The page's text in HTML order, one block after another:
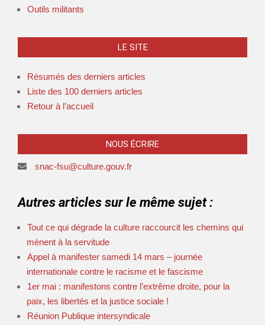
Outils militants
LE SITE
Résumés des derniers articles
Liste des 100 derniers articles
Retour à l’accueil
NOUS ÉCRIRE
snac-fsu@culture.gouv.fr
Autres articles sur le même sujet :
Tout ce qui dégrade la culture raccourcit les chemins qui
mènent à la servitude
Appel à manifester samedi 14 mars – journée
internationale contre le racisme et le fascisme
1er mai : manifestons contre l’extrême droite, pour la
paix, les libertés et la justice sociale !
Réunion Publique intersyndicale